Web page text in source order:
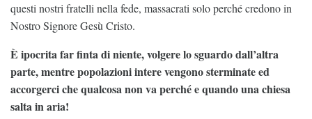
questi nostri fratelli nella fede, massacrati solo perché credono in
Nostro Signore Gesù Cristo.
È ipocrita far finta di niente, volgere lo sguardo dall’altra
parte, mentre popolazioni intere vengono sterminate ed
accorgerci che qualcosa non va perché e quando una chiesa
salta in aria!